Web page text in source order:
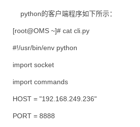
python的客户端程序如下所示：
[root@OMS ~]# cat cli.py
#!/usr/bin/env python
import socket
import commands
HOST = "192.168.249.236"
PORT = 8888